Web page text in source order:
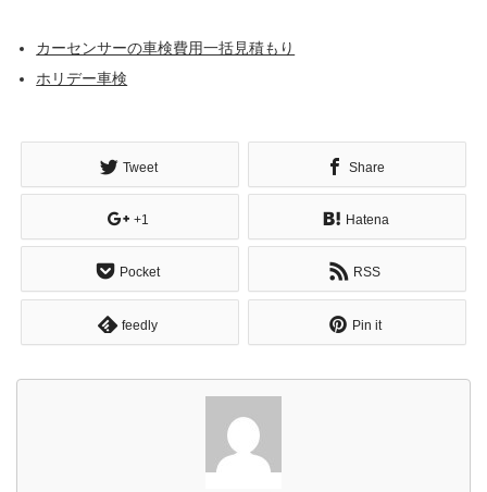
カーセンサーの車検費用一括見積もり
ホリデー車検
Tweet Share
+1 Hatena
Pocket RSS
feedly Pin it